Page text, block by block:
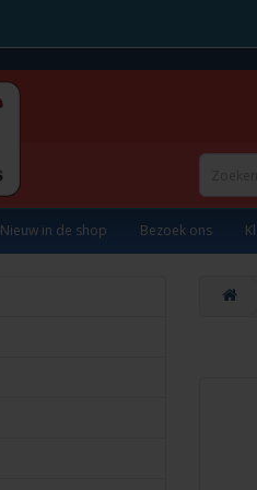
Nieuw in de shop Bezoek ons